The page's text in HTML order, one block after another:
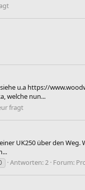
u.a https://
welche nun...
fragt
UK250 über den
Antworten: 2 Forum: